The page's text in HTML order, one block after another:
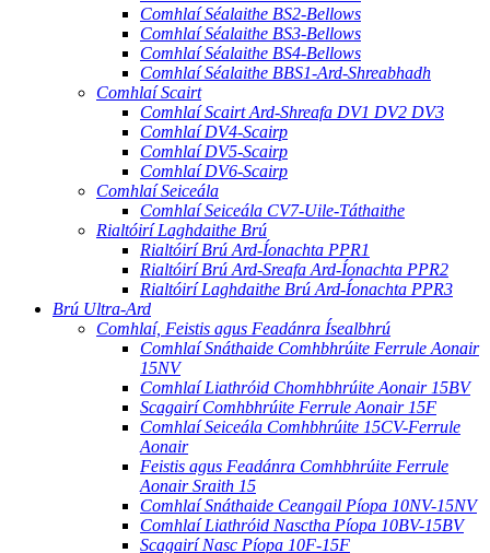
Comhlaí Séalaithe BS2-Bellows
Comhlaí Séalaithe BS3-Bellows
Comhlaí Séalaithe BS4-Bellows
Comhlaí Séalaithe BBS1-Ard-Shreabhadh
Comhlaí Scairt
Comhlaí Scairt Ard-Shreafa DV1 DV2 DV3
Comhlaí DV4-Scairp
Comhlaí DV5-Scairp
Comhlaí DV6-Scairp
Comhlaí Seiceála
Comhlaí Seiceála CV7-Uile-Táthaithe
Rialtóirí Laghdaithe Brú
Rialtóirí Brú Ard-Íonachta PPR1
Rialtóirí Brú Ard-Sreafa Ard-Íonachta PPR2
Rialtóirí Laghdaithe Brú Ard-Íonachta PPR3
Brú Ultra-Ard
Comhlaí, Feistis agus Feadánra Ísealbhrú
Comhlaí Snáthaide Comhbhrúite Ferrule Aonair
15NV
Comhlaí Liathróid Chomhbhrúite Aonair 15BV
Scagairí Comhbhrúite Ferrule Aonair 15F
Comhlaí Seiceála Comhbhrúite 15CV-Ferrule
Aonair
Feistis agus Feadánra Comhbhrúite Ferrule
Aonair Sraith 15
Comhlaí Snáthaide Ceangail Píopa 10NV-15NV
Comhlaí Liathróid Nasctha Píopa 10BV-15BV
Scagairí Nasc Píopa 10F-15F